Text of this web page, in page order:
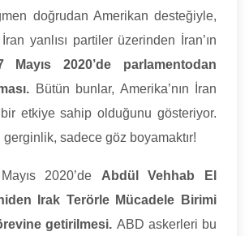
doğrudan Amerikan desteğiyle,
yanlısı partiler üzerinden İran’ın
Mayıs 2020’de parlamentodan
Bütün bunlar, Amerika’nın İran
etkiye sahip olduğunu gösteriyor.
sadece göz boyamaktır!
2020’de Abdül Vehhab El
Irak Terörle Mücadele Birimi
getirilmesi. ABD askerleri bu